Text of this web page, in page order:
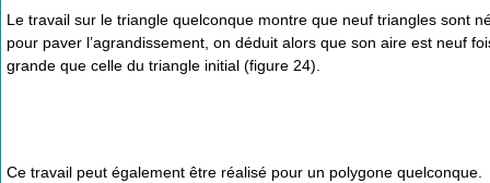
Le travail sur le triangle quelconque montre que neuf triangles sont
pour paver l’agrandissement, on déduit alors que son aire est neuf
grande que celle du triangle initial (figure 24).
Ce travail peut également être réalisé pour un polygone quelconque.